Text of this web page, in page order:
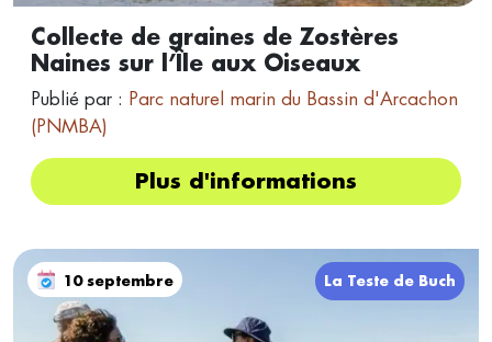
Collecte de graines de Zostères
Naines sur l’Île aux Oiseaux
Publié par : Parc naturel marin du Bassin d'Arcachon
(PNMBA)
Plus d'informations
10 septembre La Teste de Buch